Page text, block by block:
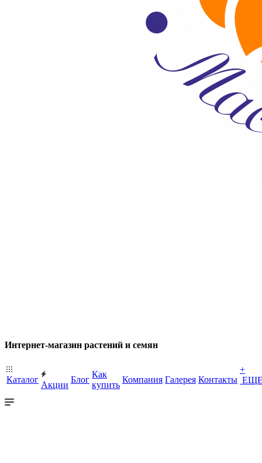
Интернет-магазин растений и семян
Каталог
Акции
Блог
Как
купить
Компания Галерея Контакты
+